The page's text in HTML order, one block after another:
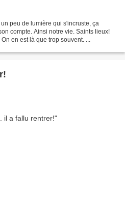
peu de lumière qui s'incruste, ça
compte. Ainsi notre vie. Saints lieux!
en est là que trop souvent. ...